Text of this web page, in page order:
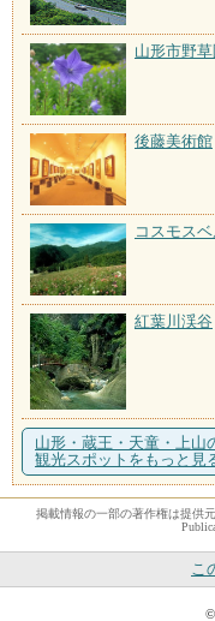
山形市野草
後藤美術館
コスモス
紅葉川渓谷
山形・蔵王・天童・上山
観光スポットをもっと見
掲載情報の一部の著作権は提供
こ
©